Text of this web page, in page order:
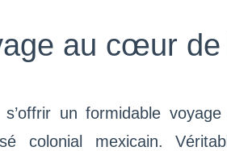
au cœur de
s’offrir un formidable
colonial mexicain.